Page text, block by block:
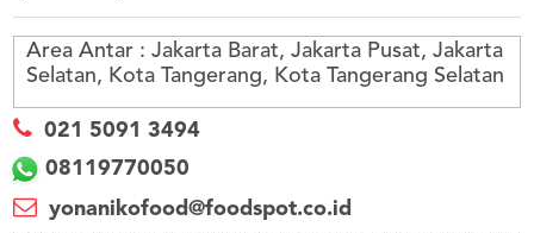
Area Antar : Jakarta Barat, Jakarta Pusat, Jakarta
Selatan, Kota Tangerang, Kota Tangerang Selatan
021 5091 3494
08119770050
yonanikofood@foodspot.co.id